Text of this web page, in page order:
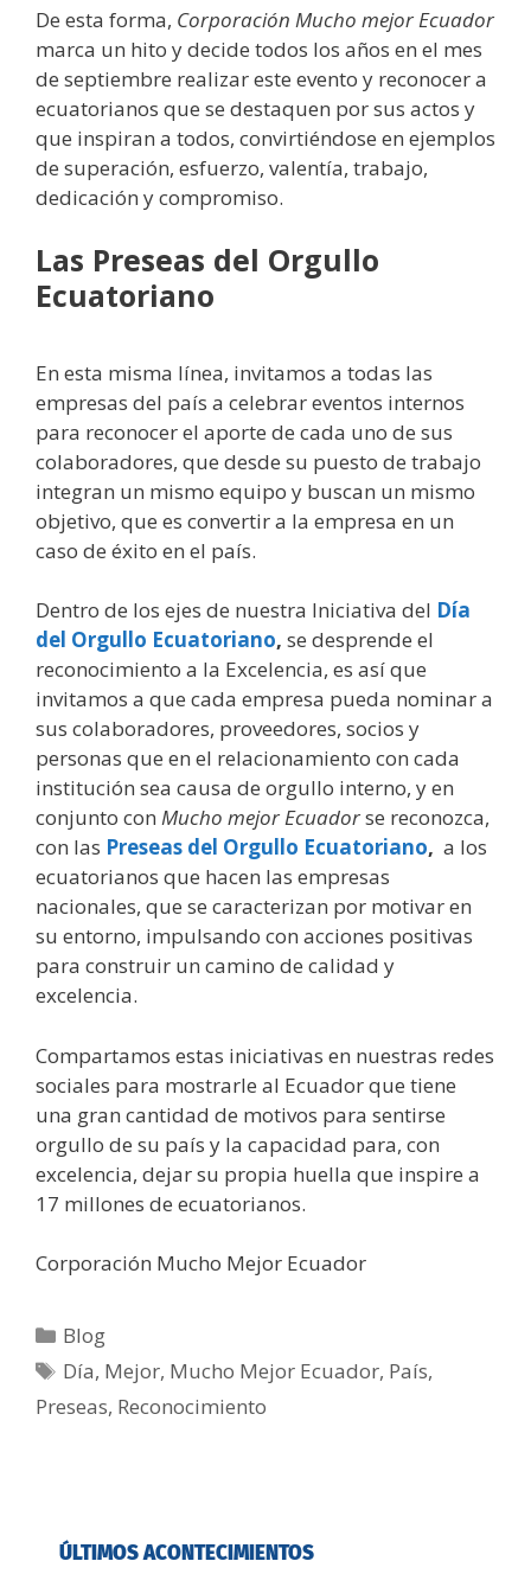
De esta forma, Corporación Mucho mejor Ecuador
marca un hito y decide todos los años en el mes
de septiembre realizar este evento y reconocer a
ecuatorianos que se destaquen por sus actos y
que inspiran a todos, convirtiéndose en ejemplos
de superación, esfuerzo, valentía, trabajo,
dedicación y compromiso.
Las Preseas del Orgullo
Ecuatoriano
En esta misma línea, invitamos a todas las
empresas del país a celebrar eventos internos
para reconocer el aporte de cada uno de sus
colaboradores, que desde su puesto de trabajo
integran un mismo equipo y buscan un mismo
objetivo, que es convertir a la empresa en un
caso de éxito en el país.
Dentro de los ejes de nuestra Iniciativa del Día
del Orgullo Ecuatoriano, se desprende el
reconocimiento a la Excelencia, es así que
invitamos a que cada empresa pueda nominar a
sus colaboradores, proveedores, socios y
personas que en el relacionamiento con cada
institución sea causa de orgullo interno, y en
conjunto con Mucho mejor Ecuadorse reconozca,
con las Preseas del Orgullo Ecuatoriano, a los
ecuatorianos que hacen las empresas
nacionales, que se caracterizan por motivar en
su entorno, impulsando con acciones positivas
para construir un camino de calidad y
excelencia.
Compartamos estas iniciativas en nuestras redes
sociales para mostrarle al Ecuador que tiene
una gran cantidad de motivos para sentirse
orgullo de su país y la capacidad para, con
excelencia, dejar su propia huella que inspire a
17 millones de ecuatorianos.
Corporación Mucho Mejor Ecuador
Blog
Día, Mejor, Mucho Mejor Ecuador, País,
Preseas, Reconocimiento
ÚLTIMOS ACONTECIMIENTOS